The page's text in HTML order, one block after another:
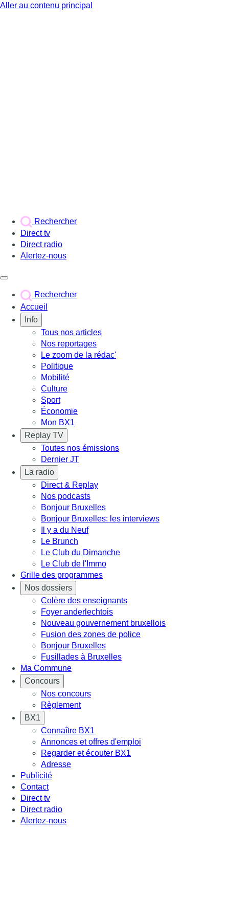
Aller au contenu principal
Rechercher
Direct tv
Direct radio
Alertez-nous
Rechercher
Accueil
Info
Tous nos articles
Nos reportages
Le zoom de la rédac'
Politique
Mobilité
Culture
Sport
Économie
Mon BX1
Replay TV
Toutes nos émissions
Dernier JT
La radio
Direct & Replay
Nos podcasts
Bonjour Bruxelles
Bonjour Bruxelles: les interviews
Il y a du Neuf
Le Brunch
Le Club du Dimanche
Le Club de l'Immo
Grille des programmes
Nos dossiers
Colère des enseignants
Foyer anderlechtois
Nouveau gouvernement bruxellois
Fusion des zones de police
Bonjour Bruxelles
Fusillades à Bruxelles
Ma Commune
Concours
Nos concours
Règlement
BX1
Connaître BX1
Annonces et offres d'emploi
Regarder et écouter BX1
Adresse
Publicité
Contact
Direct tv
Direct radio
Alertez-nous